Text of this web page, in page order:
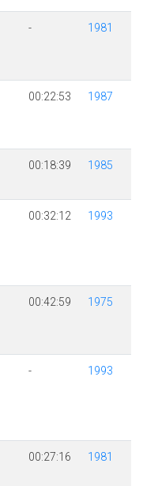
- 1981
00:22:53 1987
00:18:39 1985
00:32:12 1993
00:42:59 1975
- 1993
00:27:16 1981